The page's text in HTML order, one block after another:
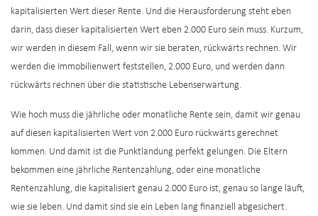
kapitalisierten Wert dieser Rente. Und die Herausforderung steht eben
darin, dass dieser kapitalisierten Wert eben 2.000 Euro sein muss. Kurzum,
wir werden in diesem Fall, wenn wir sie beraten, rückwärts rechnen. Wir
werden die Immobilienwert feststellen, 2.000 Euro, und werden dann
rückwärts rechnen über die statistische Lebenserwartung.
Wie hoch muss die jährliche oder monatliche Rente sein, damit wir genau
auf diesen kapitalisierten Wert von 2.000 Euro rückwärts gerechnet
kommen. Und damit ist die Punktlandung perfekt gelungen. Die Eltern
bekommen eine jährliche Rentenzahlung, oder eine monatliche
Rentenzahlung, die kapitalisiert genau 2.000 Euro ist, genau so lange läuft,
wie sie leben. Und damit sind sie ein Leben lang finanziell abgesichert.